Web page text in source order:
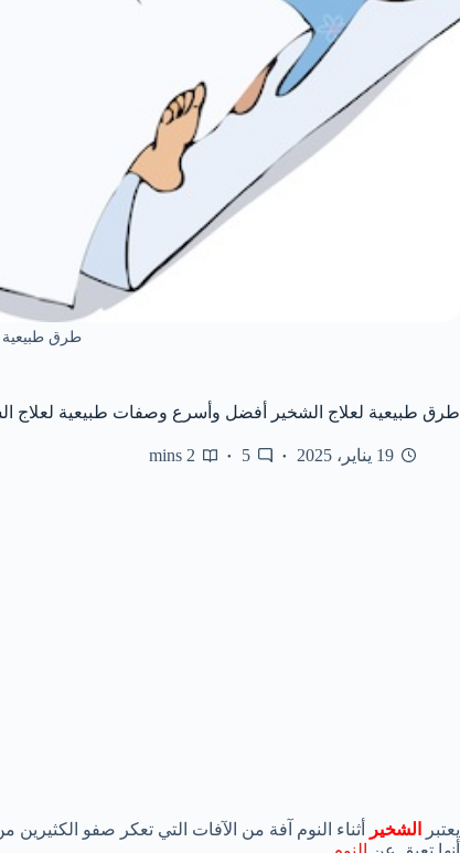
طرق طبيعية
طرق طبيعية لعلاج الشخير أفضل وأسرع وصفات طبيعية لعلاج
19 يناير، 2025 5
2 mins
يعتبر الشخير
أثناء النوم آفة من الآفات التي تعكر صفو